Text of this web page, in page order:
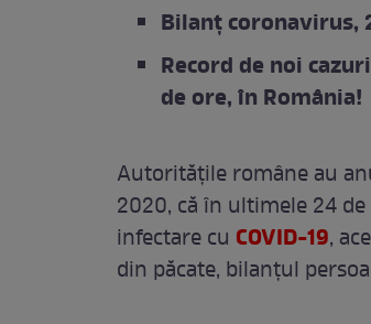
Bilanț coronavirus,
Record de noi
de ore, în România!
Autoritățile române au
2020, că în ultimele 24
infectare cu COVID-19,
din păcate, bilanțul